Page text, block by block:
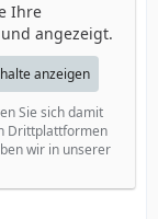
Ihre
angezeigt.
anzeigen
Sie sich damit
Drittplattformen
wir in unserer